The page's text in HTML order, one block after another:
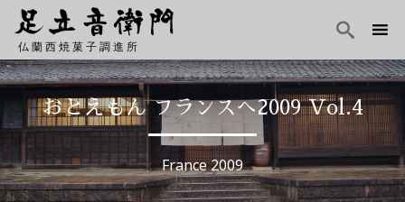
仏蘭西焼菓子調進所

Skip
to
content
おとえもん フランスへ2009 Vol.4
France 2009